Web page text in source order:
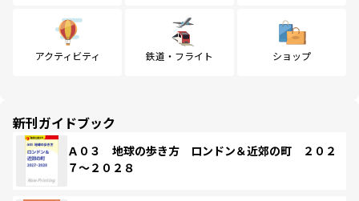
アクティビティ 鉄道・フライト ショップ
新刊ガイドブック
Ａ０３ 地球の歩き方 ロンドン＆近郊の町 ２０２
７～２０２８